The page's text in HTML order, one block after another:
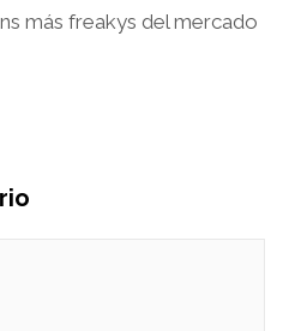
más freakys del mercado